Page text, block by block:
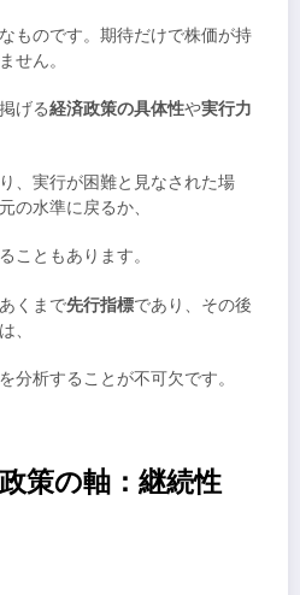
ものです。期待だけで株価が持
せん。
げる経済政策の具体性や実行力
、実行が困難と見なされた場
の水準に戻るか、
こともあります。
くまで先行指標であり、その後
、
分析することが不可欠です。
策の軸：継続性